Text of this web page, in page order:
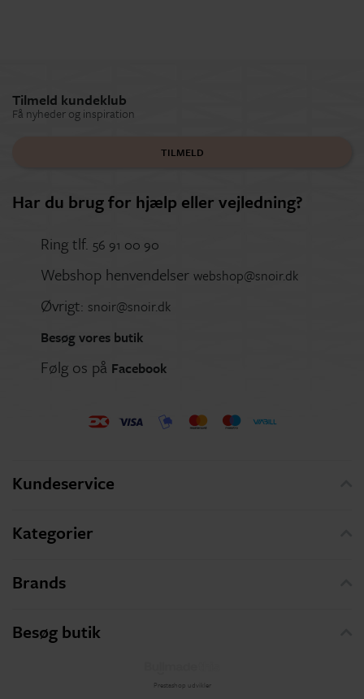
Tilmeld kundeklub
Få nyheder og inspiration
TILMELD
Har du brug for hjælp eller vejledning?
Ring tlf. 56 91 00 90
Webshop henvendelser webshop@snoir.dk
Øvrigt: snoir@snoir.dk
Besøg vores butik
Følg os på Facebook
Kundeservice
Kategorier
Brands
Besøg butik
Prestashop udvikler